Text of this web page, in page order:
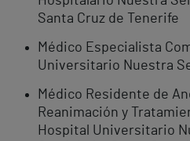
Santa Cruz de Tenerife
Médico Especialista
Universitario Nuestra
Médico Residente de
Reanimación y
Hospital Universitario